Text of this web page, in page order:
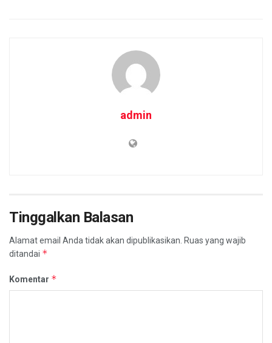
admin
Tinggalkan Balasan
Alamat email Anda tidak akan dipublikasikan. Ruas yang wajib
ditandai *
Komentar *